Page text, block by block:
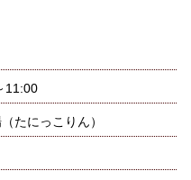
11:00
たにっこりん）